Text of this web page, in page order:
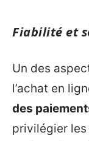
Fiabilité et
Un des
l’achat en
des
privilégier